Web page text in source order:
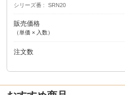
シリーズ番
SRN20
販売価格
（単価 × 入数）
注文数